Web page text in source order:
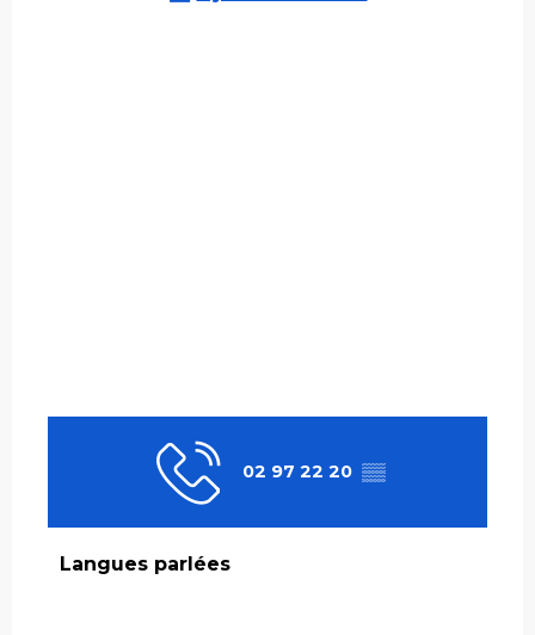
02 97 22 20 ▒▒
Langues parlées
Langues parlées